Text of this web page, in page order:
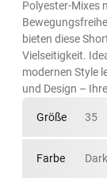
Polyester-Mixes
bieten diese
Vielseitigkeit.
modernen Style
und Design –
Größe 35
Farbe